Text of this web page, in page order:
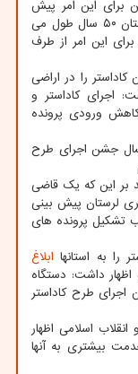
برای این امر پیش
قدم شوند، صدور سند برای اراضی کشاورزی استان ۵۰ سال طول می
این امر از طرف
را در اراضی
اجرای کاداستر و
ورودی پرونده
جشن اجرای طرح
بر این که یک قاضی
لرستان پیش بینی
تشکیل پرونده های
را به استانها ابلاغ
اظهار داشت: دستگاه
اجرای طرح کاداستر
اسلامی اظهار
بیشتری به آنها